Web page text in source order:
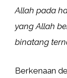
Allah pada
yang Allah
binatang
Berkenaan